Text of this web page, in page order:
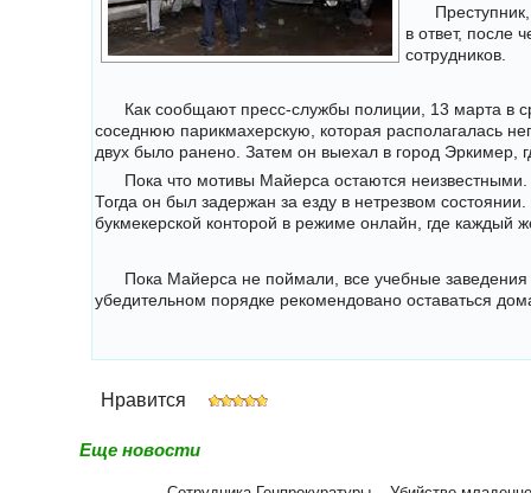
в ответ, после
сотрудников.
Как сообщают пресс-службы полиции, 13 марта в
соседнюю парикмахерскую, которая располагалась
двух было ранено. Затем он выехал в город Эркимер,
Пока что мотивы Майерса остаются
Тогда он был задержан за езду в нетрезвом
букмекерской конторой в режиме онлайн, где каждый
Пока Майерса не поймали, все учебные
убедительном порядке рекомендовано оставаться
Нравится
Еще новости